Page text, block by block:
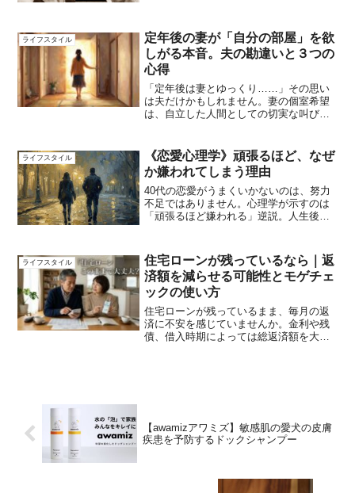
中心となるのも奥様なのです。
ライフスタイル
定年後の妻が「自分の部屋」を欲
しがる本音。夫の勘違いと３つの
心得
「定年後は妻とゆっくり……」その思い
は夫だけかもしれません。妻の個室希望
は、自立した人間としての切実な叫びで
接し方」と「男のプライドの捨て方」を
公開。熟年夫婦が穏やかに暮らすための
処方箋。
ライフスタイル
《恋愛心理学》頑張るほど、なぜ
か嫌われてしまう理由
40代の恋愛がうまくいかないのは、努力
不足ではありません。心理学が示すのは
「頑張るほど嫌われる」逆説。人生後半
ライフスタイル
住宅ローンが残っているなら｜返
済額を減らせる可能性とモゲチェ
ックの使い方
住宅ローンが残っているまま、毎月の返
済に不安を感じていませんか。金利や残
債、借入時期によっては総返済額を大き
【awamizアワミズ】敏感肌の愛犬の皮膚
疾患を予防するドックシャンプー